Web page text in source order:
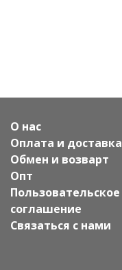
О нас
Оплата и доставка
Обмен и возварт
Опт
Пользовательское
соглашение
Связаться с нами